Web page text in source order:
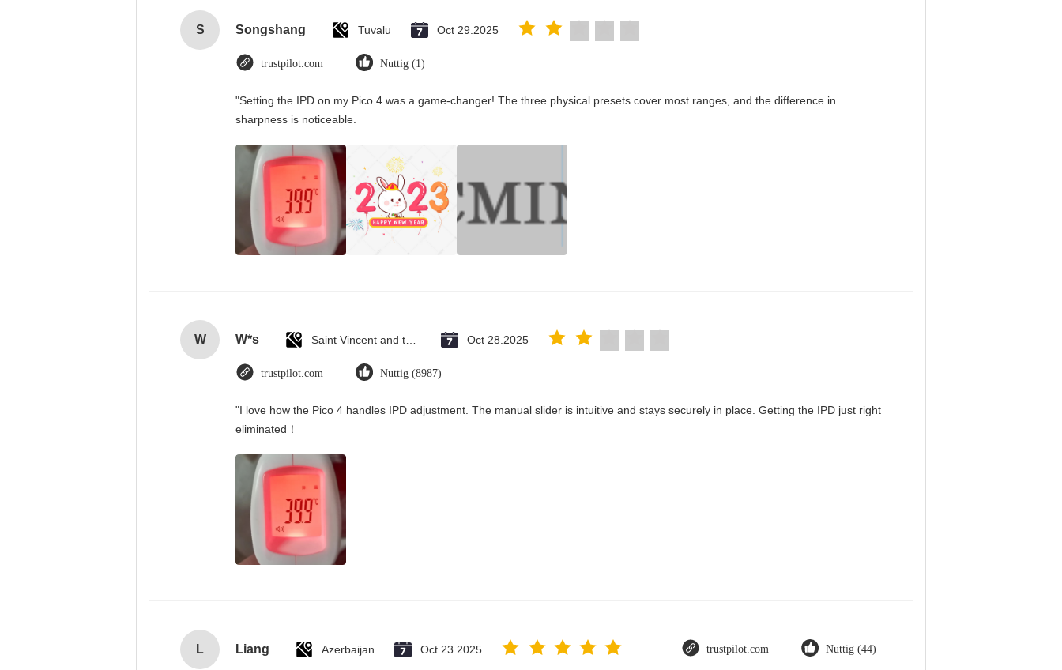
S Songshang Tuvalu Oct 29.2025
trustpilot.com Nuttig (1)
"Setting the IPD on my Pico 4 was a game-changer! The three physical presets cover most ranges, and the difference in
sharpness is noticeable.
W W*s Oct 28.2025
trustpilot.com Nuttig (8987)
"I love how the Pico 4 handles IPD adjustment. The manual slider is intuitive and stays securely in place. Getting the IPD just right
eliminated！
L Liang Azerbaijan Oct 23.2025 trustpilot.com Nuttig (44)